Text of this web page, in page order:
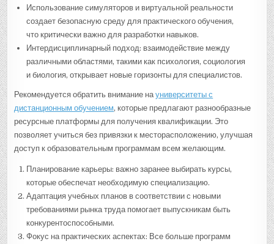
Использование симуляторов и виртуальной реальности
создает безопасную среду для практического обучения,
что критически важно для разработки навыков.
Интердисциплинарный подход: взаимодействие между
различными областями, такими как психология, социология
и биология, открывает новые горизонты для специалистов.
Рекомендуется обратить внимание науниверситеты с
дистанционным обучением, которые предлагают разнообразные
ресурсные платформы для получения квалификации. Это
позволяет учиться без привязки к месторасположению, улучшая
доступ к образовательным программам всем желающим.
Планирование карьеры: важно заранее выбирать курсы,
которые обеспечат необходимую специализацию.
Адаптация учебных планов в соответствии с новыми
требованиями рынка труда помогает выпускникам быть
конкурентоспособными.
Фокус на практических аспектах: Все больше программ